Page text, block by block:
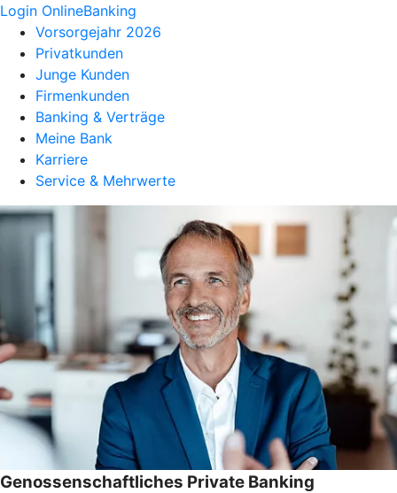
Login OnlineBanking
Vorsorgejahr 2026
Privatkunden
Junge Kunden
Firmenkunden
Banking & Verträge
Meine Bank
Karriere
Service & Mehrwerte
Genossenschaftliches Private Banking